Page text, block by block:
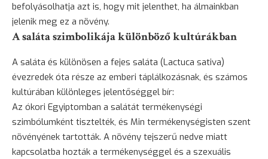
befolyásolhatja azt is, hogy mit jelenthet, ha álmainkban
jelenik meg ez a növény.
A saláta szimbolikája különböző kultúrákban
A saláta és különösen a fejes saláta (Lactuca sativa)
évezredek óta része az emberi táplálkozásnak, és számos
kultúrában különleges jelentőséggel bír:
Az ókori Egyiptomban a salátát termékenységi
szimbólumként tisztelték, és Min termékenységisten szent
növényének tartották. A növény tejszerű nedve miatt
kapcsolatba hozták a termékenységgel és a szexuális